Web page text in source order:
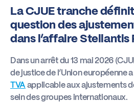
Déclarations intracommunautaires
Actus
Boîte à outils
La CJUE tranche
question des
dans l’affaire
Dans un arrêt du 13 mai 2026
de justice de l’Union européenne
TVAapplicable aux ajustements
sein des groupes internationaux.